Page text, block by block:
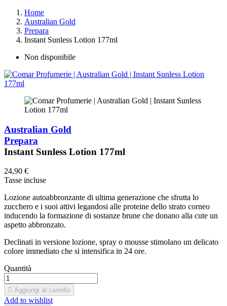
Home
Australian Gold
Prepara
Instant Sunless Lotion 177ml
Non disponibile
Australian Gold
Prepara
Instant Sunless Lotion 177ml
24,90 €
Tasse incluse
Lozione autoabbronzante di ultima generazione che sfrutta lo
zucchero e i suoi attivi legandosi alle proteine dello strato corneo
inducendo la formazione di sostanze brune che donano alla cute un
aspetto abbronzato.
Declinati in versione lozione, spray o mousse stimolano un delicato
colore immediato che si intensifica in 24 ore.
Quantità
 Aggiungi al carrello
Add to wishlist